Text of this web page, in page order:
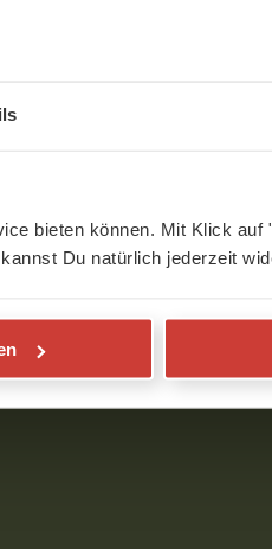
bieten können. Mit Klick
Du natürlich jederzeit